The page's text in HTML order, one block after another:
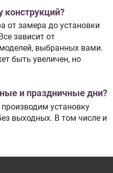
конструкций?
от замера до установки
зависит от
выбранных вами.
быть увеличен, но
и праздничные дни?
установку
выходных. В том числе и